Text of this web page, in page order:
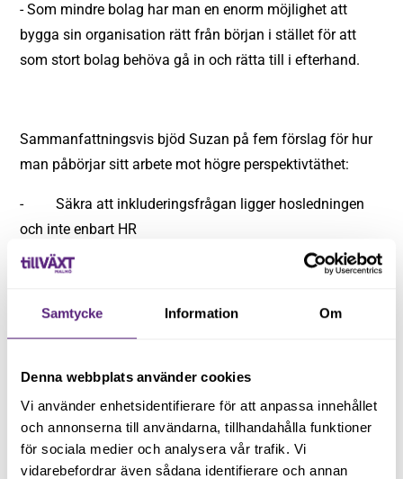
Samtycke Information Om
Denna webbplats använder cookies
Vi använder enhetsidentifierare för att anpassa innehållet
och annonserna till användarna, tillhandahålla funktioner
för sociala medier och analysera vår trafik. Vi
vidarebefordrar även sådana identifierare och annan
- Som mindre bolag har man en enorm möjlighet att
bygga sin organisation rätt från början i stället för att
som stort bolag behöva gå in och rätta till i efterhand.
Sammanfattningsvis bjöd Suzan på fem förslag för hur
man påbörjar sitt arbete mot högre perspektivtäthet:
- Säkra att inkluderingsfrågan ligger hosledningen
och inte enbart HR
- Säkra att inkludering och mångfald är en del av
- Mät först och sätt mål samt KPI:er sen
- Gör en extern analys som visar på vilka ni idag når,
vilka ni inte når men vill nå. Det är då lättare att sätta
korrekta KPI:er på rekrytering, kommunikation, sälj mm
- Inkluderande ledarskap skapar förutsättningarför